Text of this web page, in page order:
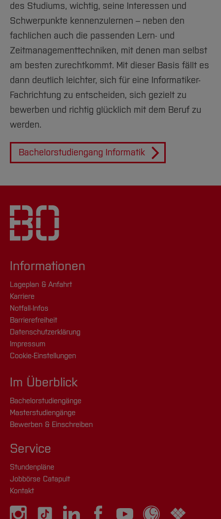
des Studiums, wichtig, seine Interessen und
Schwerpunkte kennenzulernen – neben den
fachlichen auch die passenden Lern- und
Zeitmanagementtechniken, mit denen man selbst
am besten zurechtkommt. Mit dieser Basis fällt es
dann deutlich leichter, sich für eine Informatiker-
Fachrichtung zu entscheiden, sich gezielt zu
bewerben und richtig glücklich mit dem Beruf zu
werden.
Bachelorstudiengang Informatik
Informationen
Lageplan & Anfahrt
Karriere
Notfall-Infos
Barrierefreiheit
Datenschutzerklärung
Impressum
Cookie-Einstellungen
Im Überblick
Bachelorstudiengänge
Masterstudiengänge
Bewerben & Einschreiben
Service
Stundenpläne
Jobbörse Catapult
Kontakt